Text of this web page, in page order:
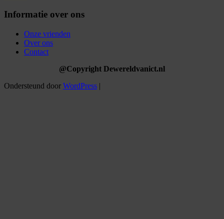
Informatie over ons
Onze vrienden
Over ons
Contact
@Copyright Dewereldvanict.nl
Ondersteund door WordPress |